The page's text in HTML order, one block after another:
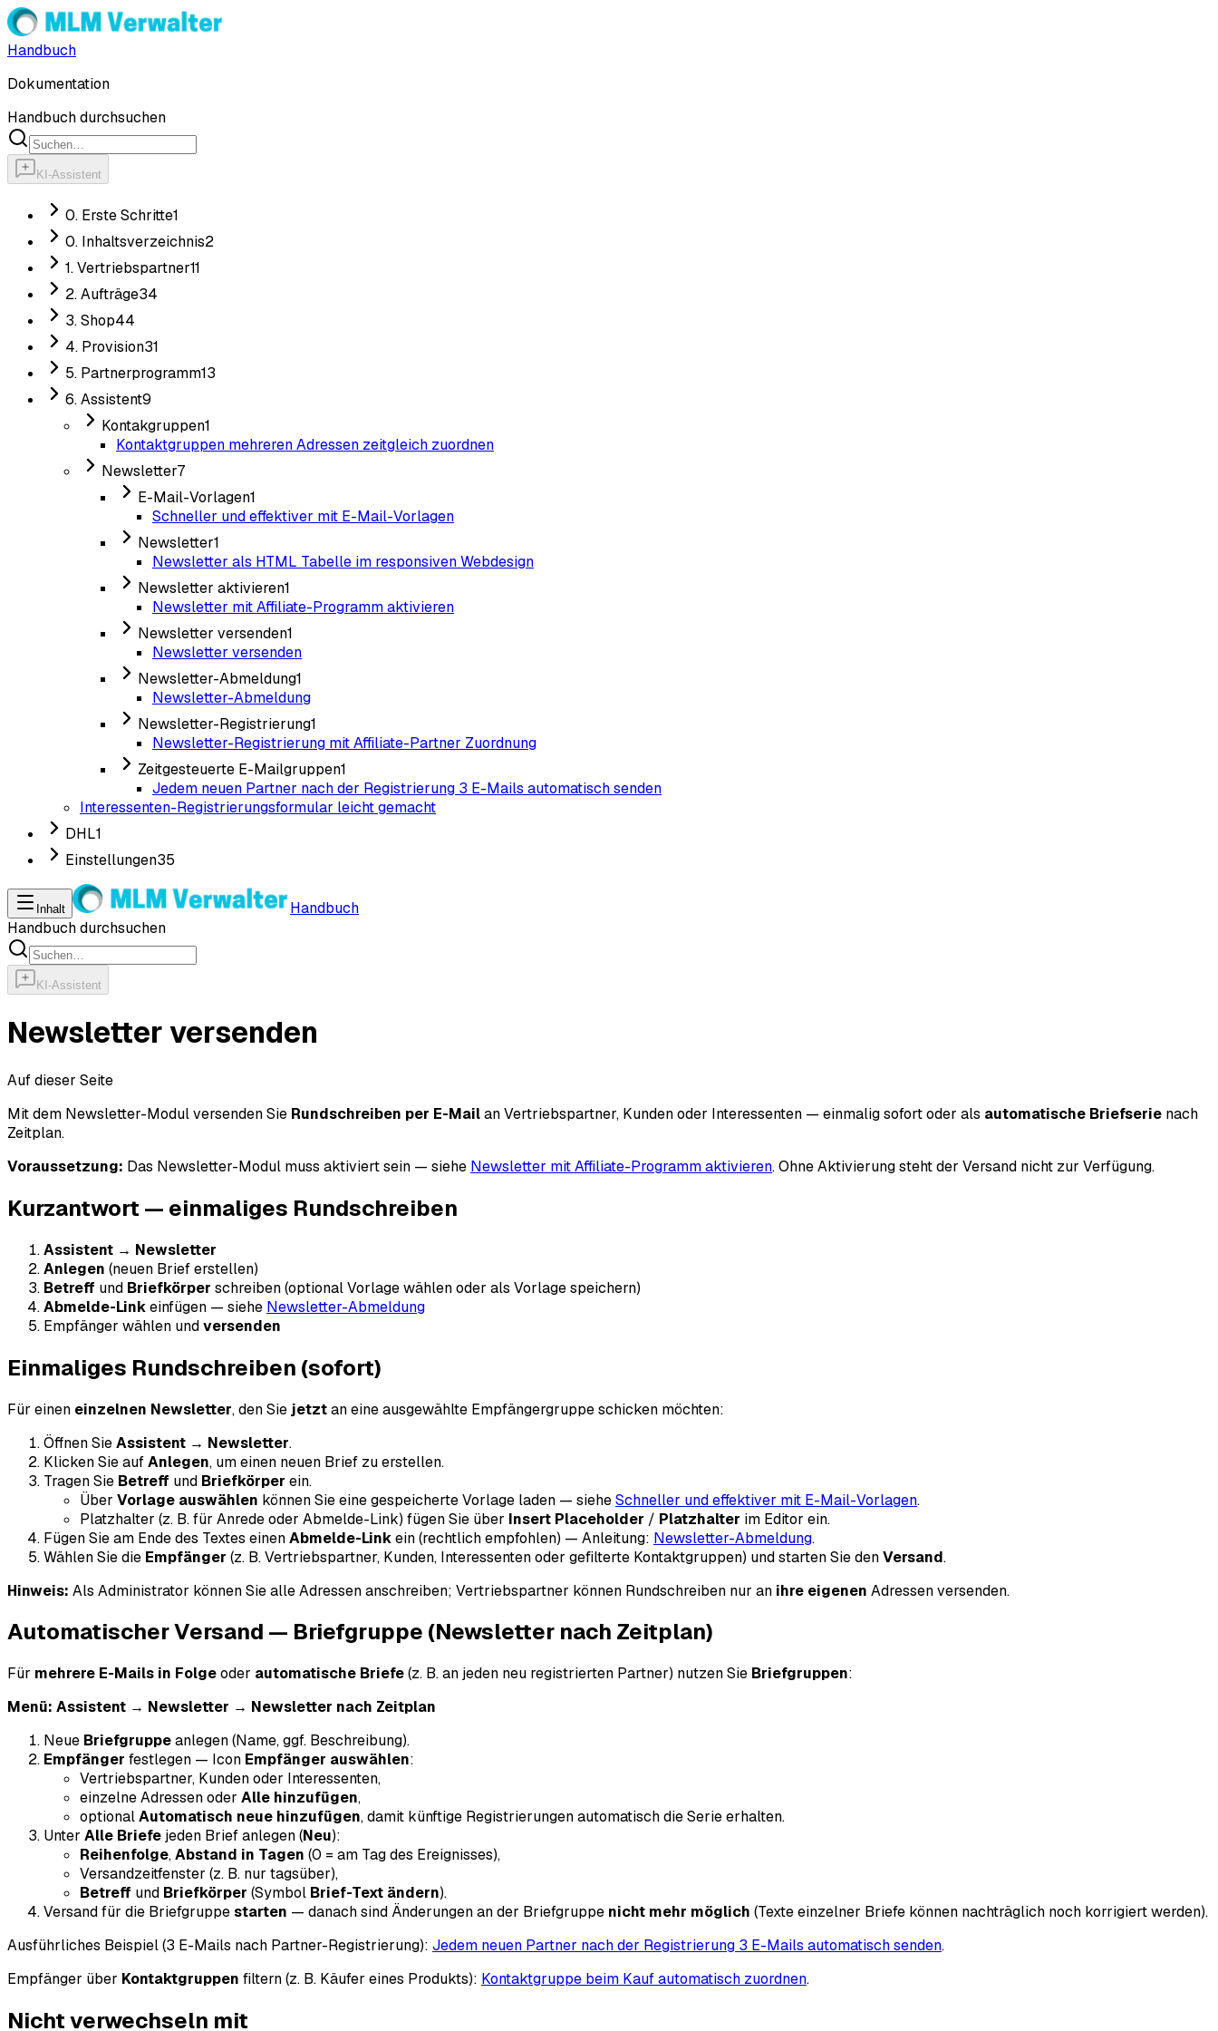
Handbuch
Dokumentation
Handbuch durchsuchen
KI-Assistent
0. Erste Schritte1
0. Inhaltsverzeichnis2
1. Vertriebspartner11
2. Aufträge34
3. Shop44
4. Provision31
5. Partnerprogramm13
6. Assistent9
Kontakgruppen1
Kontaktgruppen mehreren Adressen zeitgleich zuordnen
Newsletter7
E-Mail-Vorlagen1
Schneller und effektiver mit E-Mail-Vorlagen
Newsletter1
Newsletter als HTML Tabelle im responsiven Webdesign
Newsletter aktivieren1
Newsletter mit Affiliate-Programm aktivieren
Newsletter versenden1
Newsletter versenden
Newsletter-Abmeldung1
Newsletter-Abmeldung
Newsletter-Registrierung1
Newsletter-Registrierung mit Affiliate-Partner Zuordnung
Zeitgesteuerte E-Mailgruppen1
Jedem neuen Partner nach der Registrierung 3 E-Mails automatisch senden
Interessenten-Registrierungsformular leicht gemacht
DHL1
Einstellungen35
Inhalt
Handbuch
Handbuch durchsuchen
KI-Assistent
Newsletter versenden
Auf dieser Seite
Mit dem Newsletter-Modul versenden Sie Rundschreiben per E-Mailan Vertriebspartner, Kunden oder Interessenten — einmalig sofort oder als automatische Briefserie nach
Zeitplan.
Voraussetzung: Das Newsletter-Modul muss aktiviert sein — siehe Newsletter mit Affiliate-Programm aktivieren. Ohne Aktivierung steht der Versand nicht zur Verfügung.
Kurzantwort — einmaliges Rundschreiben
Assistent → Newsletter
Anlegen (neuen Brief erstellen)
Betreff und Briefkörper schreiben (optional Vorlage wählen oder als Vorlage speichern)
Abmelde-Linkeinfügen — siehe Newsletter-Abmeldung
Empfänger wählen undversenden
Einmaliges Rundschreiben (sofort)
Für einen einzelnen Newsletter, den Sie jetztan eine ausgewählte Empfängergruppe schicken möchten:
Öffnen SieAssistent → Newsletter.
Klicken Sie aufAnlegen, um einen neuen Brief zu erstellen.
Tragen Sie Betreff und Briefkörper ein.
Über Vorlage auswählen können Sie eine gespeicherte Vorlage laden — sieheSchneller und effektiver mit E-Mail-Vorlagen.
Platzhalter (z. B. für Anrede oder Abmelde-Link) fügen Sie über Insert Placeholder / Platzhalter im Editor ein.
Fügen Sie am Ende des Textes einenAbmelde-Linkein (rechtlich empfohlen) — Anleitung: Newsletter-Abmeldung.
Wählen Sie die Empfänger (z. B. Vertriebspartner, Kunden, Interessenten oder gefilterte Kontaktgruppen) und starten Sie denVersand.
Hinweis: Als Administrator können Sie alle Adressen anschreiben; Vertriebspartner können Rundschreiben nur an ihre eigenen Adressen versenden.
Automatischer Versand — Briefgruppe (Newsletter nach Zeitplan)
Für mehrere E-Mails in Folgeoder automatische Briefe(z. B. an jeden neu registrierten Partner) nutzen Sie Briefgruppen:
Menü: Assistent → Newsletter → Newsletter nach Zeitplan
Neue Briefgruppeanlegen (Name, ggf. Beschreibung).
Empfänger festlegen — Icon Empfänger auswählen:
Vertriebspartner, Kunden oder Interessenten,
einzelne Adressen oder Alle hinzufügen,
optionalAutomatisch neue hinzufügen, damit künftige Registrierungen automatisch die Serie erhalten.
Unter Alle Briefejeden Brief anlegen (Neu):
Reihenfolge,Abstand in Tagen (0 = am Tag des Ereignisses),
Versandzeitfenster (z. B. nur tagsüber),
Betreff und Briefkörper (Symbol Brief-Text ändern).
Versand für die Briefgruppestarten — danach sind Änderungen an der Briefgruppe nicht mehr möglich (Texte einzelner Briefe können nachträglich noch korrigiert werden).
Ausführliches Beispiel (3 E-Mails nach Partner-Registrierung): Jedem neuen Partner nach der Registrierung 3 E-Mails automatisch senden.
Empfänger über Kontaktgruppen filtern (z. B. Käufer eines Produkts): Kontaktgruppe beim Kauf automatisch zuordnen.
Nicht verwechseln mit